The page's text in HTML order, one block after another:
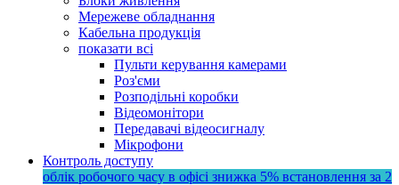
Мережеве обладнання
Кабельна продукція
показати всі
Пульти керування камерами
Роз'єми
Розподільні коробки
Відеомонітори
Передавачі відеосигналу
Мікрофони
Контроль доступу
облік робочого часу в офісі знижка 5% встановлення за 2